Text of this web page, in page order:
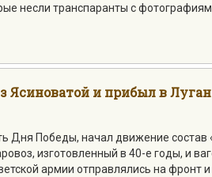
несли транспаранты с
Ясиноватой и прибыл в
Дня Победы, начал движение
изготовленный в 40-е годы, и
армии отправлялись на фронт